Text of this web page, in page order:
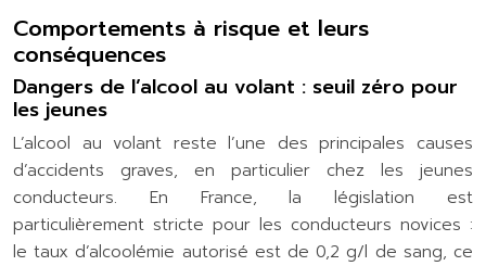
Comportements à risque et leurs
conséquences
Dangers de l’alcool au volant : seuil zéro pour
les jeunes
L’alcool au volant reste l’une des principales causes
d’accidents graves, en particulier chez les jeunes
conducteurs. En France, la législation est
particulièrement stricte pour les conducteurs novices :
le taux d’alcoolémie autorisé est de 0,2 g/l de sang, ce